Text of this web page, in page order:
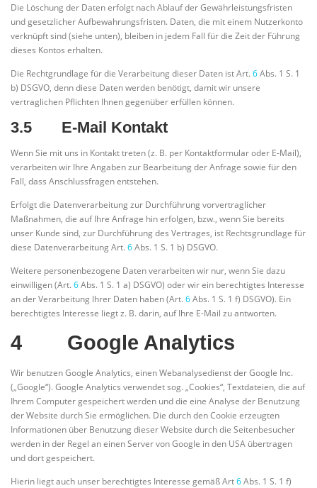
Die Löschung der Daten erfolgt nach Ablauf der Gewährleistungsfristen
und gesetzlicher Aufbewahrungsfristen. Daten, die mit einem Nutzerkonto
verknüpft sind (siehe unten), bleiben in jedem Fall für die Zeit der Führung
dieses Kontos erhalten.
Die Rechtgrundlage für die Verarbeitung dieser Daten ist Art. 6Abs. 1 S. 1
b) DSGVO, denn diese Daten werden benötigt, damit wir unsere
vertraglichen Pflichten Ihnen gegenüber erfüllen können.
3.5 E-Mail Kontakt
Wenn Sie mit uns in Kontakt treten (z. B. per Kontaktformular oder E-Mail),
verarbeiten wir Ihre Angaben zur Bearbeitung der Anfrage sowie für den
Fall, dass Anschlussfragen entstehen.
Erfolgt die Datenverarbeitung zur Durchführung vorvertraglicher
Maßnahmen, die auf Ihre Anfrage hin erfolgen, bzw., wenn Sie bereits
unser Kunde sind, zur Durchführung des Vertrages, ist Rechtsgrundlage für
diese Datenverarbeitung Art. 6Abs. 1 S. 1 b) DSGVO.
Weitere personenbezogene Daten verarbeiten wir nur, wenn Sie dazu
einwilligen (Art. 6Abs. 1 S. 1 a) DSGVO) oder wir ein berechtigtes Interesse
an der Verarbeitung Ihrer Daten haben (Art. 6Abs. 1 S. 1 f) DSGVO). Ein
berechtigtes Interesse liegt z. B. darin, auf Ihre E-Mail zu antworten.
4 Google Analytics
Wir benutzen Google Analytics, einen Webanalysedienst der Google Inc.
(„Google“). Google Analytics verwendet sog. „Cookies“, Textdateien, die auf
Ihrem Computer gespeichert werden und die eine Analyse der Benutzung
der Website durch Sie ermöglichen. Die durch den Cookie erzeugten
Informationen über Benutzung dieser Website durch die Seitenbesucher
werden in der Regel an einen Server von Google in den USA übertragen
und dort gespeichert.
Hierin liegt auch unser berechtigtes Interesse gemäß Art6Abs. 1 S. 1 f)